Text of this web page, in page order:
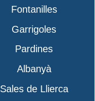
Fontanilles
Garrigoles
Pardines
Albanyà
Sales de Llierca